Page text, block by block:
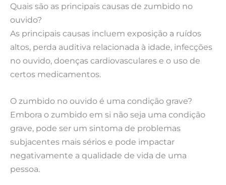
Quais são as principais causas de zumbido no
ouvido?
As principais causas incluem exposição a ruídos
altos, perda auditiva relacionada à idade, infecções
no ouvido, doenças cardiovasculares e o uso de
certos medicamentos.
O zumbido no ouvido é uma condição grave?
Embora o zumbido em si não seja uma condição
grave, pode ser um sintoma de problemas
subjacentes mais sérios e pode impactar
negativamente a qualidade de vida de uma
pessoa.